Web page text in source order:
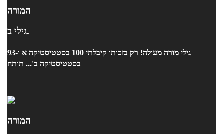
המורה
גילי ב.
גילי מורה מעולה! רק בזכותו קיבלתי 100 בסטטיסטיקה א ו-93
בסטטיסטיקה ב'... תותח
המורה